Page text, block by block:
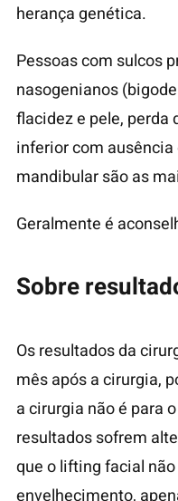
herança genética.
Pessoas com sulcos
nasogenianos
flacidez e pele, perda
inferior com
mandibular são as
Geralmente é
Sobre
Os resultados da
mês após a cirurgia,
a cirurgia não é para
resultados sofrem
que o lifting facial
envelhecimento,